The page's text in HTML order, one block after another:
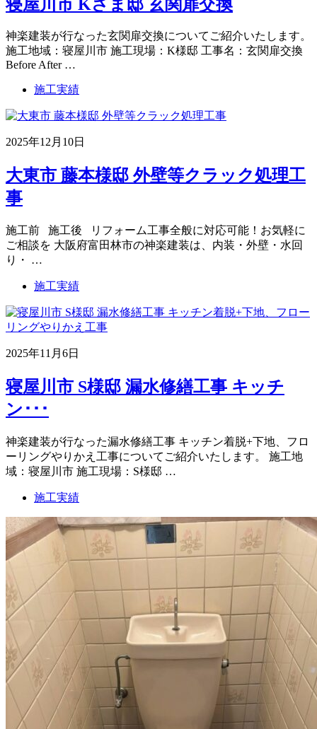
寝屋川市 Kさま邸 玄関扉交換
神楽建装が行なった玄関扉交換についてご紹介いたします。
施工地域：寝屋川市 施工現場：K様邸 工事名：玄関扉交換
Before After …
施工実績
2025年12月10日
大東市 藤本様邸 外壁等クラック処理工
事
施工前 施工後 リフォーム工事全般に対応可能！お気軽に
ご相談を 大阪府富田林市の神楽建装は、内装・外壁・水回
り・ …
施工実績
2025年11月6日
寝屋川市 S様邸 漏水修繕工事 キッチ
ン･･･
神楽建装が行なった漏水修繕工事 キッチン着脱+下地、フロ
ーリングやりかえ工事についてご紹介いたします。 施工地
域：寝屋川市 施工現場：S様邸 …
施工実績